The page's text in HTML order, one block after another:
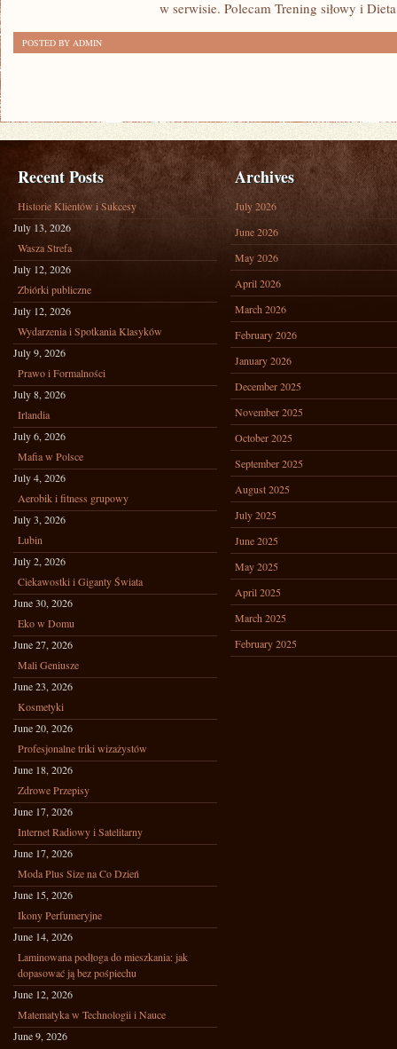
w serwisie. Polecam Trening siłowy i
POSTED BY ADMIN
Recent Posts
Historie Klientów i Sukcesy
July 13, 2026
Wasza Strefa
July 12, 2026
Zbiórki publiczne
July 12, 2026
Wydarzenia i Spotkania Klasyków
July 9, 2026
Prawo i Formalności
July 8, 2026
Irlandia
July 6, 2026
Mafia w Polsce
July 4, 2026
Aerobik i fitness grupowy
July 3, 2026
Lubin
July 2, 2026
Ciekawostki i Giganty Świata
June 30, 2026
Eko w Domu
June 27, 2026
Mali Geniusze
June 23, 2026
Kosmetyki
June 20, 2026
Profesjonalne triki wizażystów
June 18, 2026
Zdrowe Przepisy
June 17, 2026
Internet Radiowy i Satelitarny
June 17, 2026
Moda Plus Size na Co Dzień
June 15, 2026
Ikony Perfumeryjne
June 14, 2026
Laminowana podłoga do mieszkania: jak
dopasować ją bez pośpiechu
June 12, 2026
Matematyka w Technologii i Nauce
June 9, 2026
Archives
July 2026
June 2026
May 2026
April 2026
March 2026
February 2026
January 2026
December 2025
November 2025
October 2025
September 2025
August 2025
July 2025
June 2025
May 2025
April 2025
March 2025
February 2025